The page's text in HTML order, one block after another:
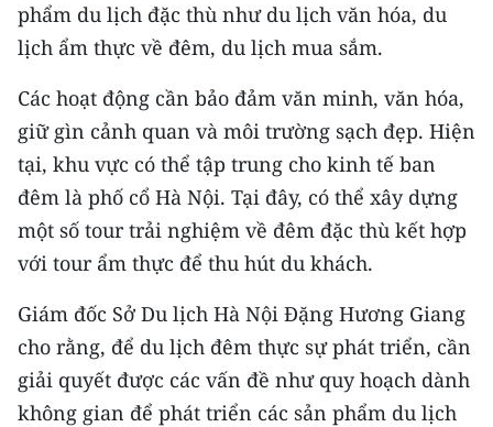
CÁC CHUYÊN TRANG
VỀ BÁO NHÂN DÂN
THỜI NAY
NHÂN DÂN CUỐI TUẦN
NHÂN DÂN HẰNG THÁNG
MUA BÁO
ĐỌC BÁO IN
phẩm du lịch đặc thù như du lịch văn hóa, du
lịch ẩm thực về đêm, du lịch mua sắm.
Các hoạt động cần bảo đảm văn minh, văn hóa,
giữ gìn cảnh quan và môi trường sạch đẹp. Hiện
tại, khu vực có thể tập trung cho kinh tế ban
đêm là phố cổ Hà Nội. Tại đây, có thể xây dựng
một số tour trải nghiệm về đêm đặc thù kết hợp
với tour ẩm thực để thu hút du khách.
Giám đốc Sở Du lịch Hà Nội Đặng Hương Giang
cho rằng, để du lịch đêm thực sự phát triển, cần
giải quyết được các vấn đề như quy hoạch dành
không gian để phát triển các sản phẩm du lịch